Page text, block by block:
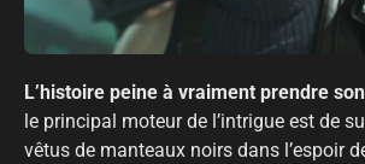
L’histoire peine à vraiment prendre
le principal moteur de l’intrigue est de
vêtus de manteaux noirs dans l’espoir